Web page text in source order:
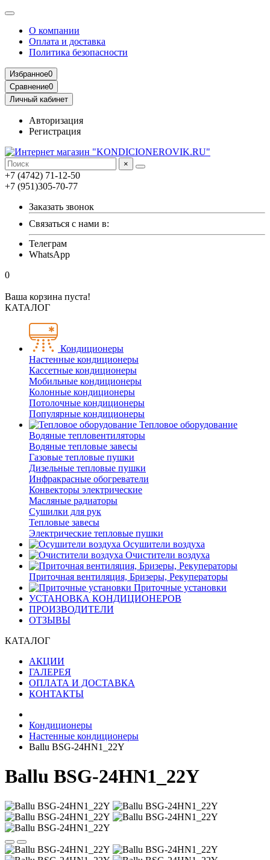
О компании
Оплата и доставка
Политика безопасности
Избранное0
Сравнение0
Личный кабинет
Авторизация
Регистрация
×
+7 (4742) 71-12-50
+7 (951)305-70-77
Заказать звонок
Связаться с нами в:
Телеграм
WhatsApp
0
Ваша корзина пуста!
КАТАЛОГ
Кондиционеры
Настенные кондиционеры
Кассетные кондиционеры
Мобильные кондиционеры
Колонные кондиционеры
Потолочные кондиционеры
Популярные кондиционеры
Тепловое оборудование
Водяные тепловентиляторы
Водяные тепловые завесы
Газовые тепловые пушки
Дизельные тепловые пушки
Инфракрасные обогреватели
Конвекторы электрические
Масляные радиаторы
Сушилки для рук
Тепловые завесы
Электрические тепловые пушки
Осушители воздуха
Очистители воздуха
Приточная вентиляция, Бризеры, Рекуператоры
Приточные установки
УСТАНОВКА КОНДИЦИОНЕРОВ
ПРОИЗВОДИТЕЛИ
ОТЗЫВЫ
КАТАЛОГ
АКЦИИ
ГАЛЕРЕЯ
ОПЛАТА И ДОСТАВКА
КОНТАКТЫ
Кондиционеры
Настенные кондиционеры
Ballu BSG-24HN1_22Y
Ballu BSG-24HN1_22Y